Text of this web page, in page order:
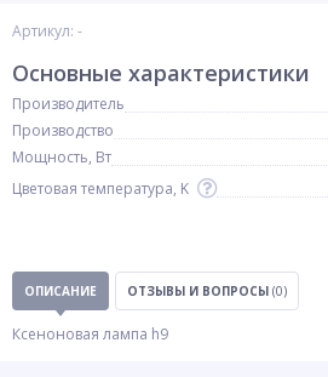
Артикул: -
Основные характеристики
Производитель
Производство
Мощность, Вт
Цветовая температура, K
ОПИСАНИЕ ОТЗЫВЫ И ВОПРОСЫ (0)
Ксеноновая лампа h9